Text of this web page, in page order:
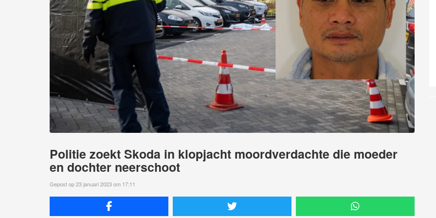
Politie zoekt Skoda in klopjacht moordverdachte die moeder
en dochter neerschoot
Gepost op 23 januari 2023 om 17:11